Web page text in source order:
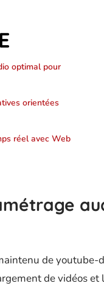
optimal pour
orientées
réel avec Web
de youtube-
de vidéos et